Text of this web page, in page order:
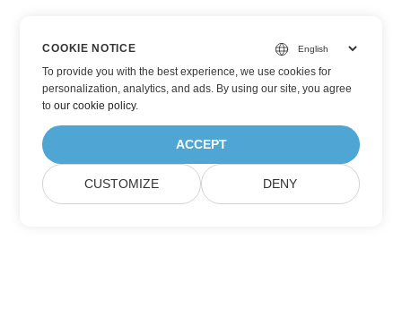
COOKIE NOTICE
To provide you with the best experience, we use cookies for
personalization, analytics, and ads. By using our site, you agree
toour cookie policy.
ACCEPT
CUSTOMIZE DENY